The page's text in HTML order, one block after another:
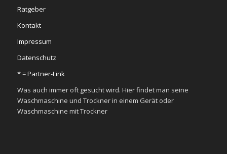
Ratgeber
Kontakt
Impressum
Datenschutz
* =Partner-Link
Was auch immer oft gesucht wird. Hier findet man seine
Waschmaschine und Trockner in einem Gerät oder
Waschmaschine mit Trockner